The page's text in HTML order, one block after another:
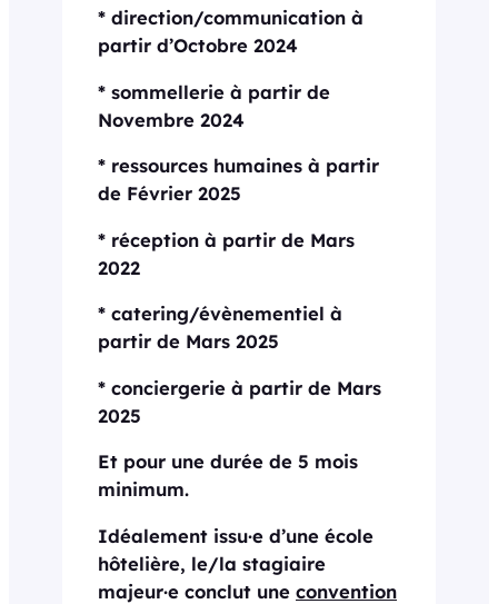
* direction/communication à
partir d’Octobre 2024
* sommellerie à partir de
Novembre 2024
* ressources humaines à partir
de Février 2025
* réception à partir de Mars
2022
* catering/évènementiel à
partir de Mars 2025
* conciergerie à partir de Mars
2025
Et pour une durée de 5 mois
minimum.
Idéalement issu·e d’une école
hôtelière, le/la stagiaire
majeur·e conclut une convention